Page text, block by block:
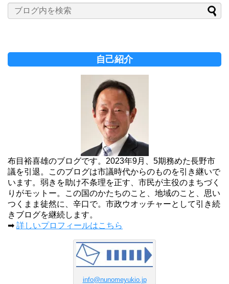
自己紹介
布目裕喜雄のブログです。2023年9月、5期務めた長野市
議を引退。このブログは市議時代からのものを引き継いで
います。弱きを助け不条理を正す、市民が主役のまちづく
りがモットー。この国のかたちのこと、地域のこと、思い
つくまま徒然に、辛口で。市政ウオッチャーとして引き続
きブログを継続します。
➡ 詳しいプロフィールはこちら
info@nunomeyukio.jp